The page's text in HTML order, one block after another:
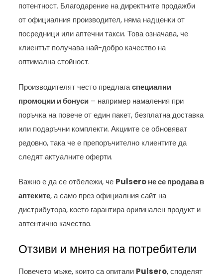
потентност. Благодарение на директните продажби
от официалния производител, няма надценки от
посредници или аптечни такси. Това означава, че
клиентът получава най-добро качество на
оптимална стойност.
Производителят често предлагаспециални
промоции и бонуси – например намаления при
поръчка на повече от един пакет, безплатна доставка
или подаръчни комплекти. Акциите се обновяват
редовно, така че е препоръчително клиентите да
следят актуалните оферти.
Важно е да се отбележи, че Pulsero не се продава в
аптеките, а само през официалния сайт на
дистрибутора, което гарантира оригинален продукт и
автентично качество.
Отзиви и мнения на потребители
Повечето мъже, които са опитали Pulsero, споделят